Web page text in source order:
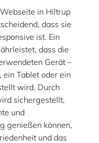
in Hiltrup
dass sie
ist. Ein
dass die
Gerät –
ein Tablet oder ein
wird. Durch
sichergestellt,
und
genießen können,
und das